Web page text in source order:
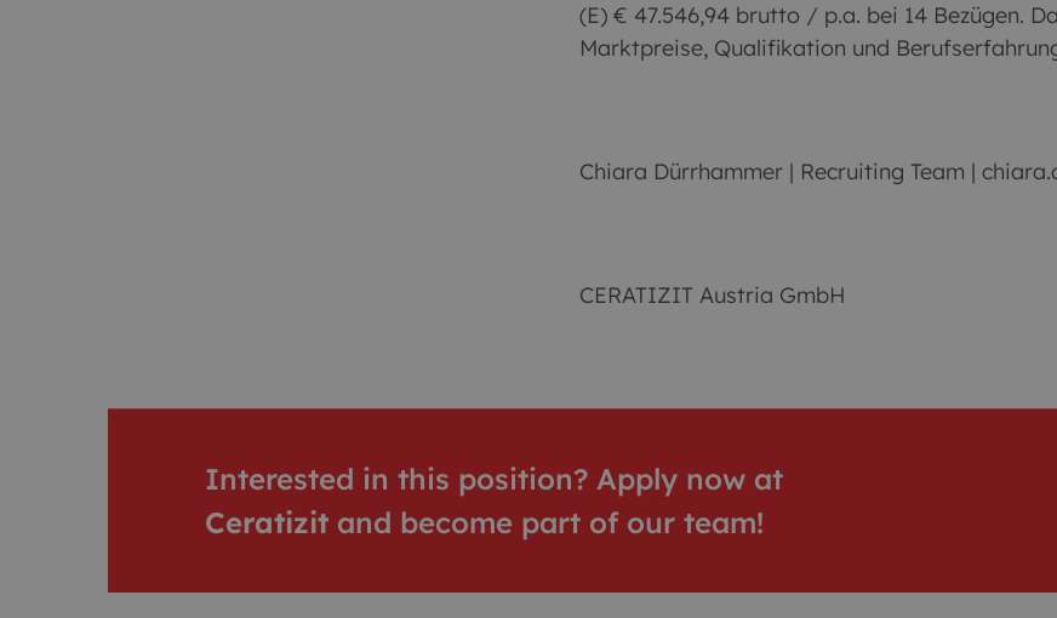
(E) € 47.546,94 brutto / p.a. bei 14 Bezügen.
Marktpreise, Qualifikation und
Chiara Dürrhammer | Recruiting Team |
CERATIZIT Austria GmbH
Interested in this position? Apply now at
Ceratizitand become part of our team!